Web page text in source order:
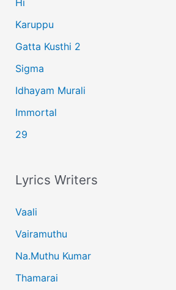
Karuppu
Gatta Kusthi 2
Sigma
Idhayam Murali
Immortal
29
Lyrics Writers
Vaali
Vairamuthu
Na.Muthu Kumar
Thamarai